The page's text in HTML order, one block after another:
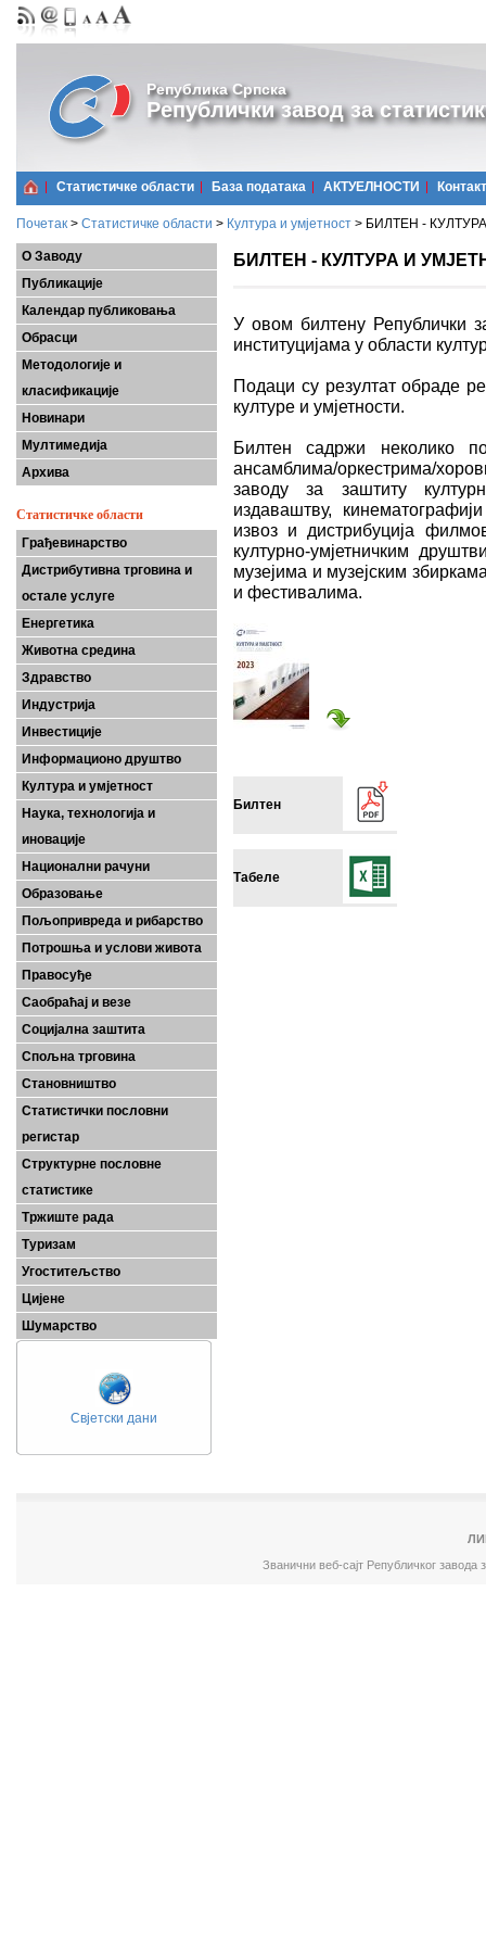
Република Српска
Републички завод за
Статистичке области Базa података АКТУЕЛНОСТИ Контакт
Почетак > Статистичке области > Култура и умјетност > БИЛТЕН -
О Заводу
Публикације
Календар публиковања
Обрасци
Методологије и
класификације
Новинари
Мултимедија
Архива
Статистичке области
Грађевинарство
Дистрибутивна трговина и
остале услуге
Енергетика
Животна средина
Здравство
Индустрија
Инвестиције
Информационо друштво
Култура и умјетност
Наука, технологија и
иновације
Национални рачуни
Образовање
Пољопривреда и рибарство
Потрошња и услови живота
Правосуђе
Саобраћај и везе
Социјална заштита
Спољна трговина
Становништво
Статистички пословни
регистар
Структурне пословне
статистике
Тржиште рада
Туризам
Угоститељство
Цијене
Шумарство
Свјетски дани
БИЛТЕН - КУЛТУРА И
У овом билтену Републички
институцијама у области
Подаци су резултат обраде
културе и умјетности.
Билтен садржи неколико
ансамблима/оркестрима/
заводу за заштиту
издаваштву,
извоз и дистрибуција
културно-умјетничким
музејима и музејским
и фестивалима.
Билтен
Табеле
Званични веб-сајт Републичког